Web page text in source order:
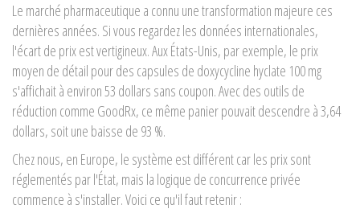
Le marché pharmaceutique a connu une transformation majeure ces
dernières années. Si vous regardez les données internationales,
l'écart de prix est vertigineux. Aux États-Unis, par exemple, le prix
moyen de détail pour des capsules de doxycycline hyclate 100 mg
s'affichait à environ 53 dollars sans coupon. Avec des outils de
réduction comme GoodRx, ce même panier pouvait descendre à 3,64
dollars, soit une baisse de 93 %.
Chez nous, en Europe, le système est différent car les prix sont
réglementés par l'État, mais la logique de concurrence privée
commence à s'installer. Voici ce qu'il faut retenir :